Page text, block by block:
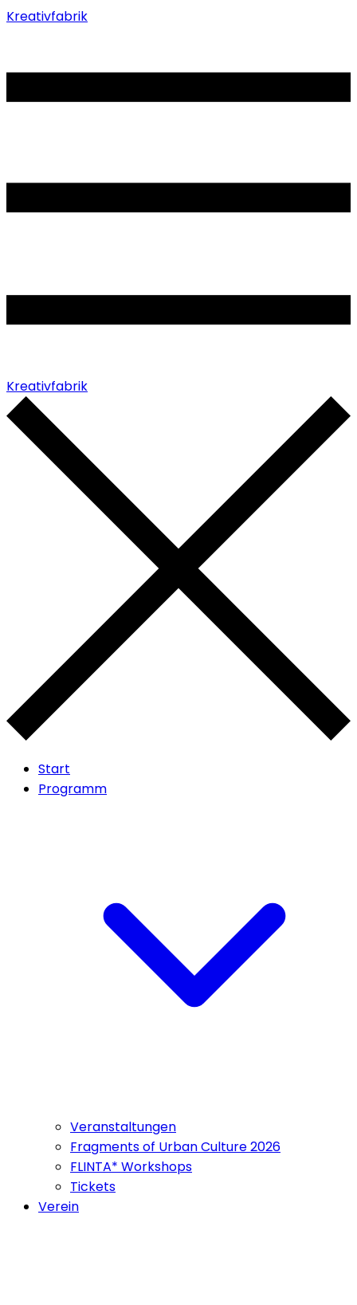
Kreativfabrik
Kreativfabrik
Start
Programm
Veranstaltungen
Fragments of Urban Culture 2026
FLINTA* Workshops
Tickets
Verein